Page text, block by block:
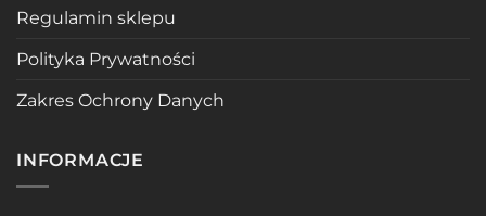
Regulamin sklepu
Polityka Prywatności
Zakres Ochrony Danych
INFORMACJE